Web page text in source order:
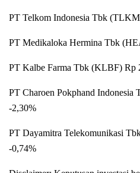
PT Telkom Indonesia Tbk
PT Medikaloka Hermina Tbk
PT Kalbe Farma Tbk (KLBF) Rp
PT Charoen Pokphand Indonesia
-2,30%
PT Dayamitra Telekomunikasi
-0,74%